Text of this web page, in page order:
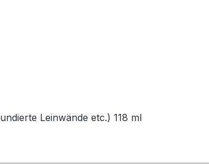
Leinwände etc.) 118 ml